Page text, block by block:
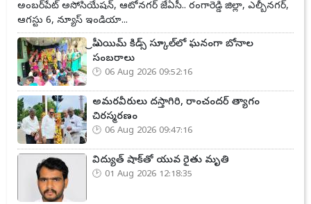
అంబర్‌పేట్ అసోసియేషన్, ఆటోనగర్ జేఏసీ.. రంగారెడ్డి జిల్లా, ఎల్బీనగర్,
ఆగస్టు 6, న్యూస్ ఇండియా...
ప్రీ ఎయిమ్ కిడ్స్ స్కూల్‌లో ఘనంగా బోనాల
సంబరాలు
06 Aug 2026 09:52:16
అమరవీరులు దస్తాగిరి, రాంచందర్ త్యాగం
చిరస్మరణం
06 Aug 2026 09:47:16
విద్యుత్ షాక్‌తో యువ రైతు మృతి
01 Aug 2026 12:18:35